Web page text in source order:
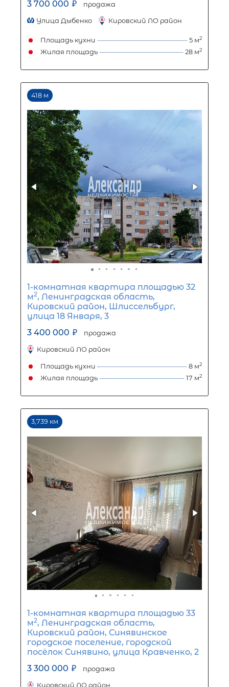
Жилая площадь
Комната в 4-комнатной квартире
площадью 377 м
2
область, Выборг, улица Данилова, 1
1 900 000 ₽ продажа
Парнас Выборгский ЛО район
Жилая площадь
146 м